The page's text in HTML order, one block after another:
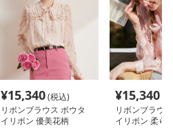
¥15,340(税込)
リボンブラウス ボウタ
イリボン 優美花柄
¥15,340
リボンブラウ
イリボン 柔ら